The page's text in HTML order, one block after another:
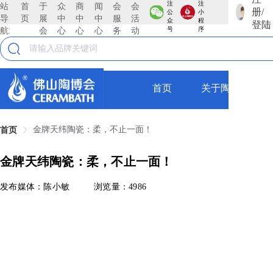
站
导
航:
首
页
于
展
会
众
中
心
商
中
心
闻
中
心
会
服
务
会
活
动
注
公
众
号
注
小
程
序
册/
登陆
首页 关于陶博会
首页 金牌天纬陶瓷：柔，不止一面！
金牌天纬陶瓷：柔，不止一面！
发布媒体：陈小敏 浏览量：4986